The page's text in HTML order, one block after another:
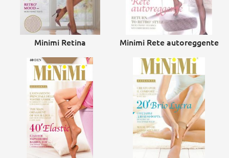
Minimi Retina Minimi Rete autoreggente